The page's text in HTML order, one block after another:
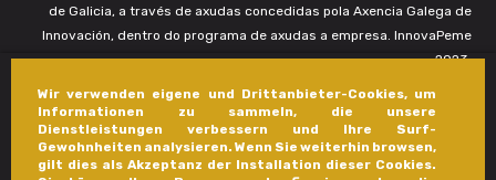
Wir verwenden eigene und Drittanbieter-Cookies, um
Informationen zu sammeln, die unsere
Dienstleistungen verbessern und Ihre Surf-
Gewohnheiten analysieren. Wenn Sie weiterhin browsen,
gilt dies als Akzeptanz der Installation dieser Cookies.
de Galicia, a través de axudas concedidas pola Axencia Galega de
Innovación, dentro do programa de axudas a empresa. InnovaPeme
2023.